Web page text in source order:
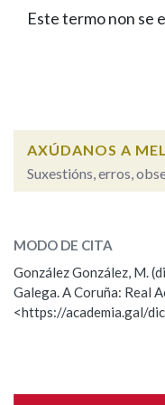
Facebook
TwitterYoutubeInstagram
BUSCAR NOS
Remata por
BUSCAR NO
Nas definicións
Este termo non se
AXÚDANOS A
Suxestións, erros,
Observación
Nome
MODO DE CITA
González González, M.
Galega. A Coruña: Real
<https://academia.gal/